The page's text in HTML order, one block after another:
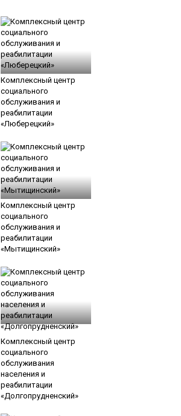
Комплексный центр
социального
обслуживания и
реабилитации
«Люберецкий»
Комплексный центр
социального
обслуживания и
реабилитации
«Мытищинский»
Комплексный центр
социального
обслуживания
населения и
реабилитации
«Долгопрудненский»